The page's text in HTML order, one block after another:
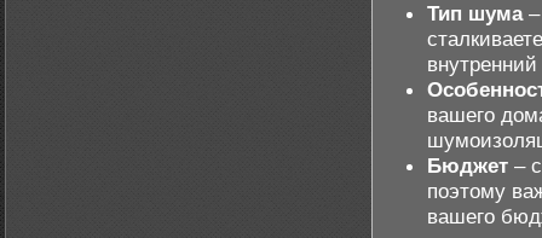
Тип шума–
вашего
Бюджет –
поэтому
вашего